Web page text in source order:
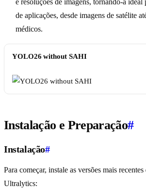
de aplicações, desde imagens de satélite
médicos.
YOLO26 without SAHI
Instalação e Preparação#
Instalação#
Para começar, instale as versões mais
Ultralytics: